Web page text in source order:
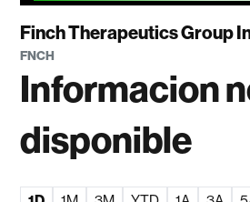
Finch Therapeutics Group
FNCH
Informacion
disponible